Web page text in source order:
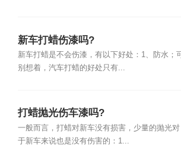
新车打蜡伤漆吗?
新车打蜡是不会伤漆，有以下好处：1、防水；可
别想着，汽车打蜡的好处只有...
打蜡抛光伤车漆吗?
一般而言，打蜡对新车没有损害，少量的抛光对
于新车来说也是没有伤害的：1...